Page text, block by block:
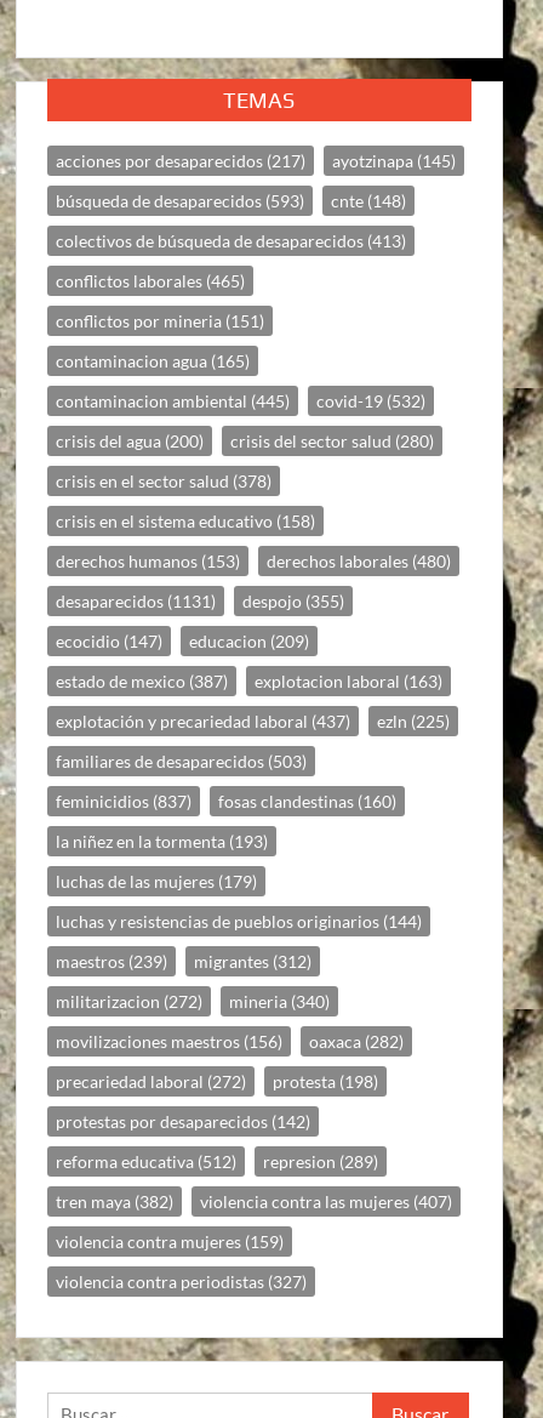
TEMAS
acciones por desaparecidos (217) ayotzinapa (145)
búsqueda de desaparecidos (593) cnte (148)
colectivos de búsqueda de desaparecidos (413)
conflictos laborales (465)
conflictos por mineria (151)
contaminacion agua (165)
contaminacion ambiental (445) covid-19 (532)
crisis del agua (200) crisis del sector salud (280)
crisis en el sector salud (378)
crisis en el sistema educativo (158)
derechos humanos (153) derechos laborales (480)
desaparecidos (1131) despojo (355)
ecocidio (147) educacion (209)
estado de mexico (387) explotacion laboral (163)
explotación y precariedad laboral (437) ezln (225)
familiares de desaparecidos (503)
feminicidios (837) fosas clandestinas (160)
la niñez en la tormenta (193)
luchas de las mujeres (179)
luchas y resistencias de pueblos originarios (144)
maestros (239) migrantes (312)
militarizacion (272) mineria (340)
movilizaciones maestros (156) oaxaca (282)
precariedad laboral (272) protesta (198)
protestas por desaparecidos (142)
reforma educativa (512) represion (289)
tren maya (382) violencia contra las mujeres (407)
violencia contra mujeres (159)
violencia contra periodistas (327)
Buscar: